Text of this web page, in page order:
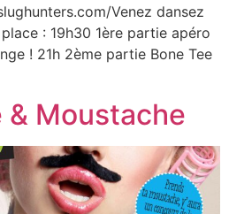
Venez dansez
: 19h30 1ère partie apéro
! 21h 2ème partie Bone Tee
& Moustache